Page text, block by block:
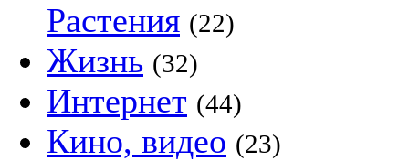
Растения (22)
Жизнь (32)
Интернет (44)
Кино, видео (23)